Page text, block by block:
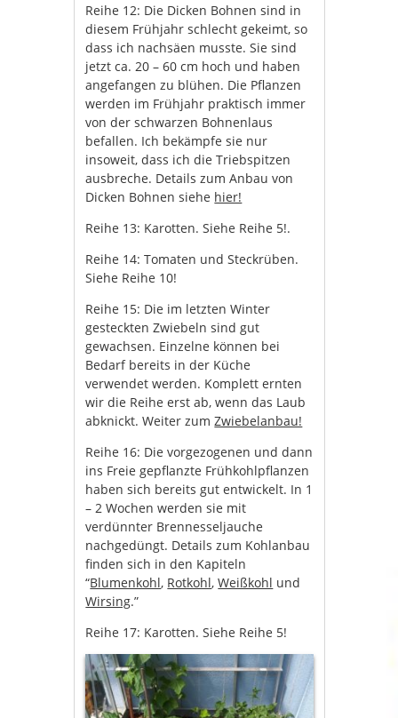
Reihe 12: Die Dicken Bohnen sind in
diesem Frühjahr schlecht gekeimt, so
dass ich nachsäen musste. Sie sind
jetzt ca. 20 – 60 cm hoch und haben
angefangen zu blühen. Die Pflanzen
werden im Frühjahr praktisch immer
von der schwarzen Bohnenlaus
befallen. Ich bekämpfe sie nur
insoweit, dass ich die Triebspitzen
ausbreche. Details zum Anbau von
Dicken Bohnen siehe hier!
Reihe 13: Karotten. Siehe Reihe 5!.
Reihe 14: Tomaten und Steckrüben.
Siehe Reihe 10!
Reihe 15: Die im letzten Winter
gesteckten Zwiebeln sind gut
gewachsen. Einzelne können bei
Bedarf bereits in der Küche
verwendet werden. Komplett ernten
wir die Reihe erst ab, wenn das Laub
abknickt. Weiter zumZwiebelanbau!
Reihe 16: Die vorgezogenen und dann
ins Freie gepflanzte Frühkohlpflanzen
haben sich bereits gut entwickelt. In 1
– 2 Wochen werden sie mit
verdünnter Brennesseljauche
nachgedüngt. Details zum Kohlanbau
finden sich in den Kapiteln
“Blumenkohl, Rotkohl,Weißkohl und
Wirsing.”
Reihe 17: Karotten. Siehe Reihe 5!